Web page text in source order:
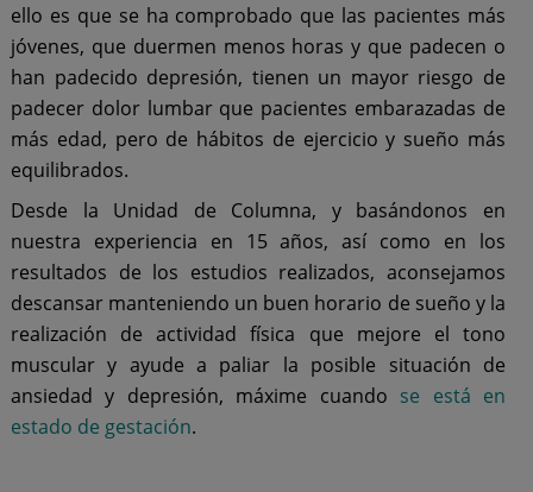
ello es que se ha comprobado que las pacientes más
jóvenes, que duermen menos horas y que padecen o
han padecido depresión, tienen un mayor riesgo de
padecer dolor lumbar que pacientes embarazadas de
más edad, pero de hábitos de ejercicio y sueño más
equilibrados.
Desde la Unidad de Columna, y basándonos en
nuestra experiencia en 15 años, así como en los
resultados de los estudios realizados, aconsejamos
descansar manteniendo un buen horario de sueño y la
realización de actividad física que mejore el tono
muscular y ayude a paliar la posible situación de
ansiedad y depresión, máxime cuando se está en
estado de gestación.